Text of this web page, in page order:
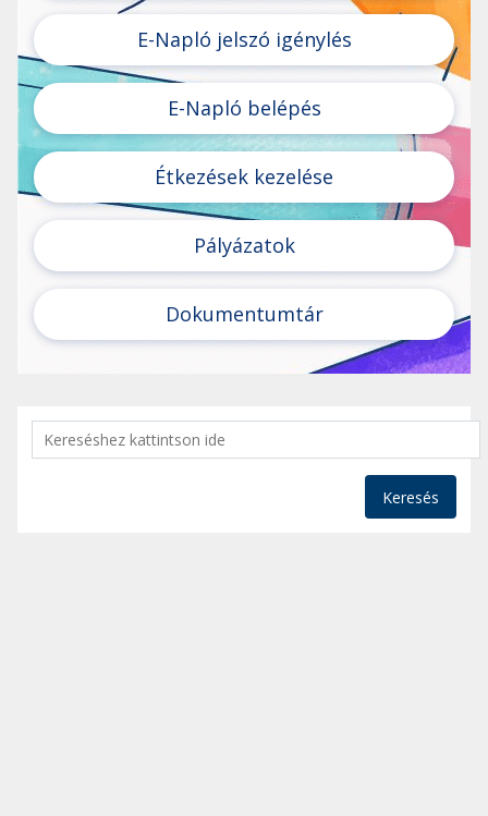
E-Napló jelszó igénylés
E-Napló belépés
Étkezések kezelése
Pályázatok
Dokumentumtár
Keresés